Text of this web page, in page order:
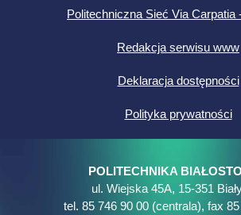
Politechniczna Sieć Via Carpatia
Redakcja serwisu www
Deklaracja dostępności
Polityka prywatności
POLITECHNIKA
ul. Wiejska 45A, 15-351
tel. 85 746 90 00 (centrala), fax